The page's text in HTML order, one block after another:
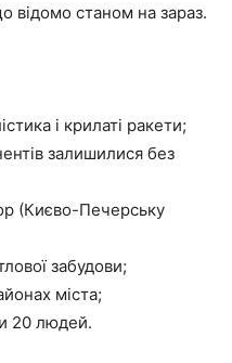
відомо станом на зараз.
і крилаті ракети;
залишилися без
(Києво-Печерську
забудови;
міста;
20 людей.